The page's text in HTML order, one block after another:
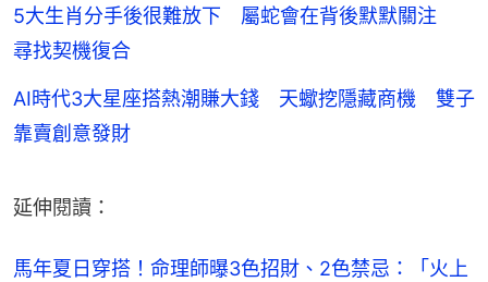
5大生肖分手後很難放下 屬蛇會在背後默默關注
尋找契機復合
AI時代3大星座搭熱潮賺大錢 天蠍挖隱藏商機 雙子
靠賣創意發財
延伸閱讀：
馬年夏日穿搭！命理師曝3色招財、2色禁忌：「火上